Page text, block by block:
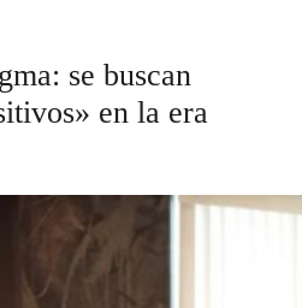
se buscan
en la era